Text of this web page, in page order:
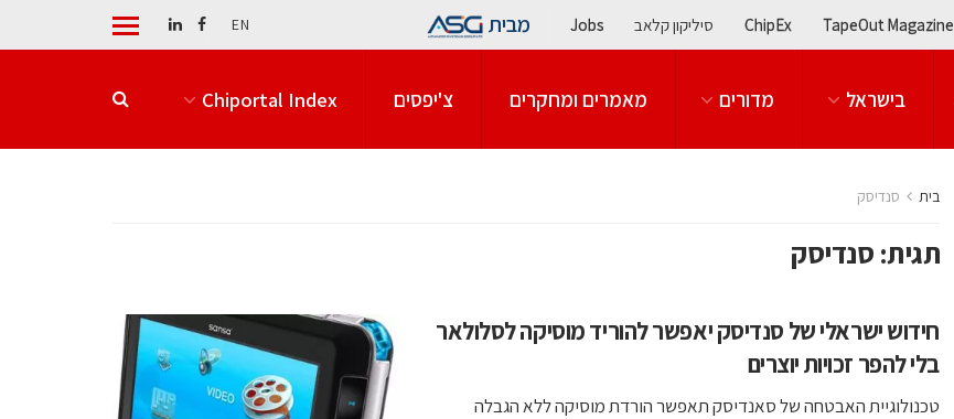
TapeOut Magazine
ChipEx סיליקון קלאב Jobs מבית EN
בישראל מדורים מאמרים ומחקרים צ'יפסים Chiportal Index
בית סנדיסק
תגית: סנדיסק
חידוש ישראלי של סנדיסק יאפשר להוריד מוסיקה לסלולאר
בלי להפר זכויות יוצרים
טכנולוגיית האבטחה של סאנדיסק תאפשר הורדת מוסיקה ללא הגבלה